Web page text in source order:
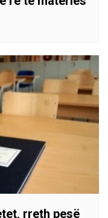
rreth pesë